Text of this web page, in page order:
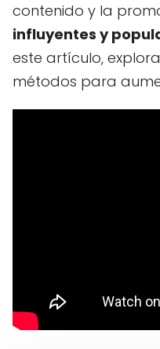
contenido y la
influyentes y
este artículo,
métodos para